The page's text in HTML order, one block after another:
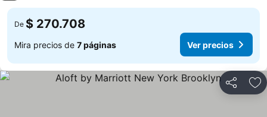
De $ 270.708
Mira precios de 7 páginas Ver precios
Compartir